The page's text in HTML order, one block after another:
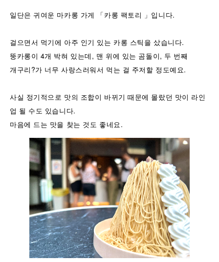
일단은 귀여운 마카롱 가게 「카롱 팩토리 」입니다.
걸으면서 먹기에 아주 인기 있는 카롱 스틱을 샀습니다.
뚱카롱이 4개 박혀 있는데, 맨 위에 있는 곰돌이, 두 번째
개구리?가 너무 사랑스러워서 먹는 걸 주저할 정도예요.
사실 정기적으로 맛의 조합이 바뀌기 때문에 몰랐던 맛이 라인
업 될 수도 있습니다.
마음에 드는 맛을 찾는 것도 좋네요.